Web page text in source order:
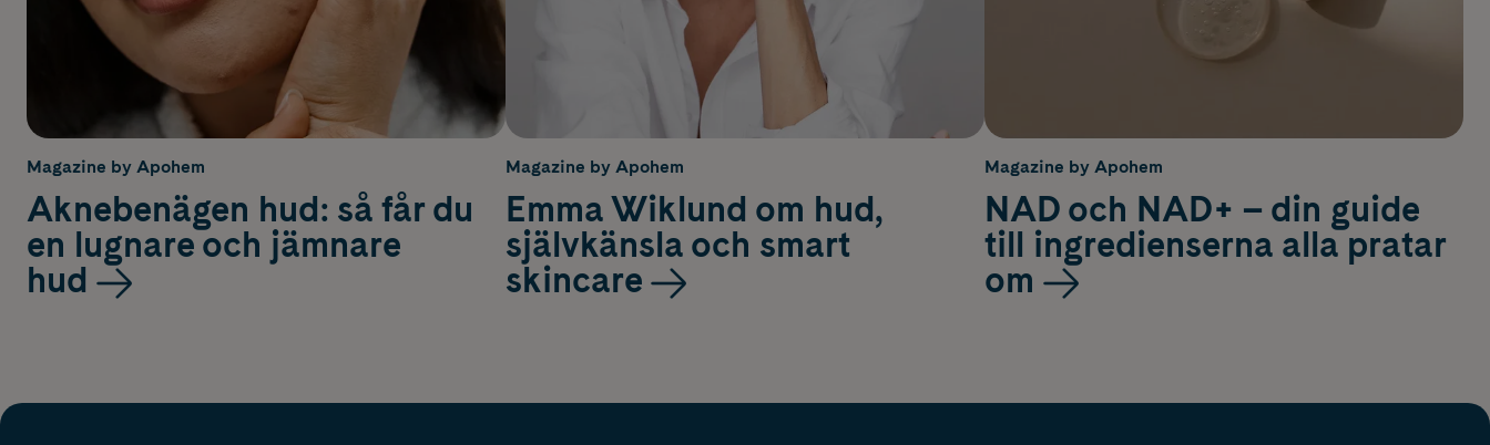
Magazine by Apohem
Aknebenägen hud: så får du
en lugnare och jämnare
hud
Magazine by Apohem
Emma Wiklund om hud,
självkänsla och smart
skincare
Magazine by Apohem
NAD och NAD+ – din guide
till ingredienserna alla pratar
om